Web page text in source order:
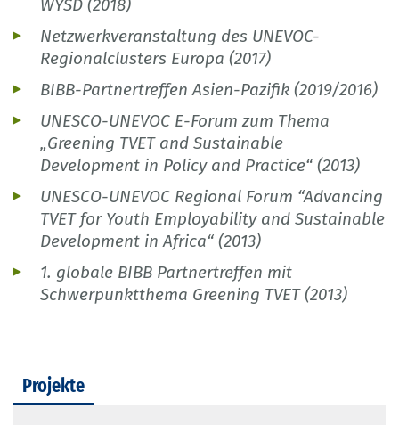
WYSD (2018)
Netzwerkveranstaltung des UNEVOC-
Regionalclusters Europa (2017)
BIBB-Partnertreffen Asien-Pazifik (2019/2016)
UNESCO-UNEVOC E-Forum zum Thema
„Greening TVET and Sustainable
Development in Policy and Practice“ (2013)
UNESCO-UNEVOC Regional Forum “Advancing
TVET for Youth Employability and Sustainable
Development in Africa“ (2013)
1. globale BIBB Partnertreffen mit
Schwerpunktthema Greening TVET (2013)
Projekte